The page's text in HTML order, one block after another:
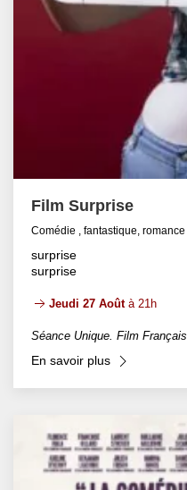
Film Surprise
Comédie , fantastique, romance
surprise
surprise
Jeudi 27 Aoûtà 21h
Séance Unique. Film Français
En savoir plus